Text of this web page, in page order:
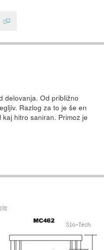
delovanja. Od približno
Razlog za to je še en
hitro saniran. Primoz je